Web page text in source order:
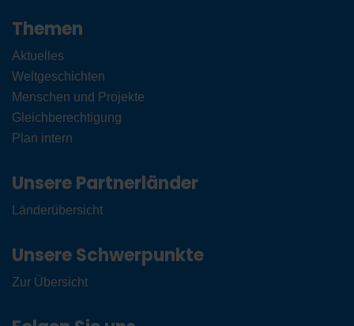
Themen
Aktuelles
Weltgeschichten
Menschen und Projekte
Gleichberechtigung
Plan intern
Unsere Partnerländer
Länderübersicht
Unsere Schwerpunkte
Zur Übersicht